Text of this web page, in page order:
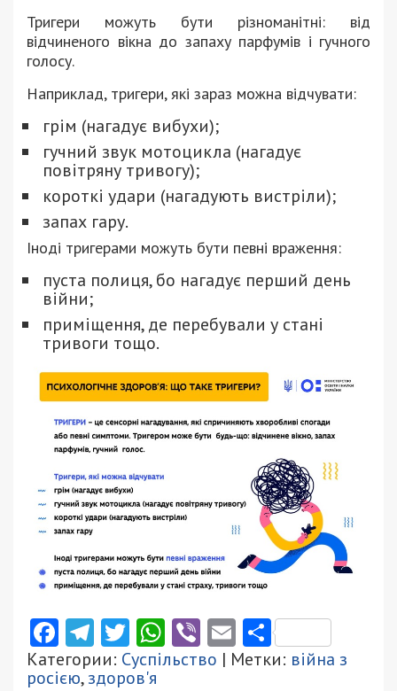
Тригери можуть бути різноманітні: від
відчиненого вікна до запаху парфумів і гучного
голосу.
Наприклад, тригери, які зараз можна відчувати:
грім (нагадує вибухи);
гучний звук мотоцикла (нагадує
повітряну тривогу);
короткі удари (нагадують вистріли);
запах гару.
Іноді тригерами можуть бути певні враження:
пуста полиця, бо нагадує перший день
війни;
приміщення, де перебували у стані
тривоги тощо.
Facebook
Telegram
Twitter
WhatsApp
ViberEmail
Категории: Суспільство | Метки: війна з
росією,здоров'я